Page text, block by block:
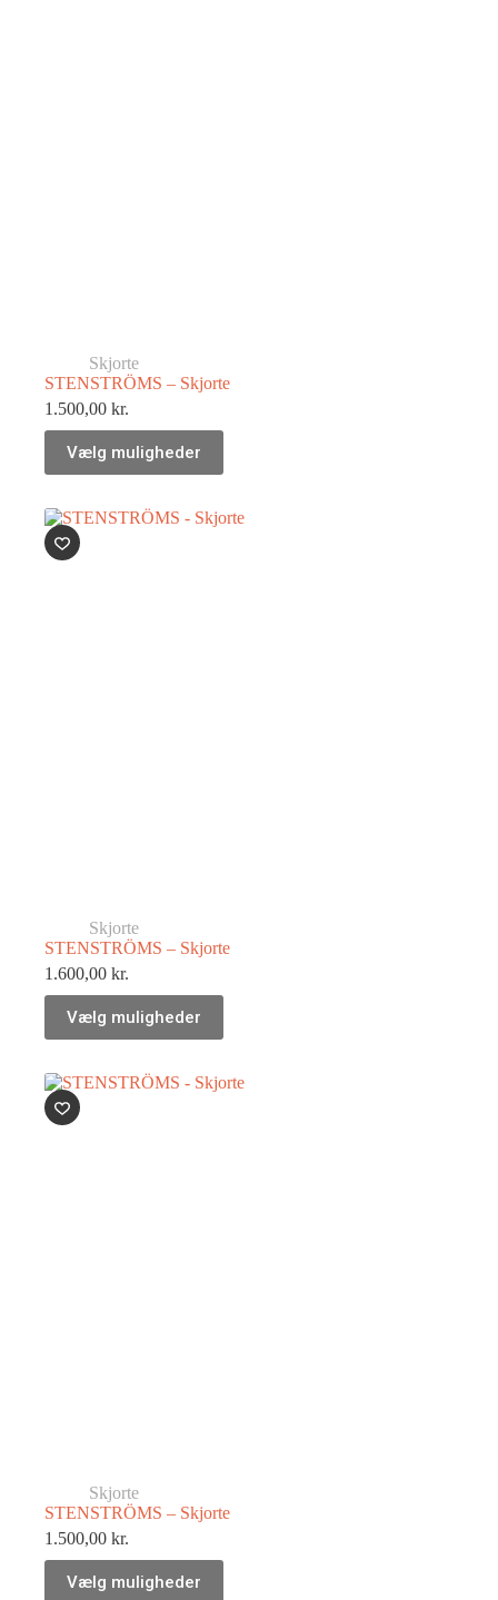
Skjorte
STENSTRÖMS – Skjorte
1.500,00 kr.
Vælg muligheder
Skjorte
STENSTRÖMS – Skjorte
1.600,00 kr.
Vælg muligheder
Skjorte
STENSTRÖMS – Skjorte
1.500,00 kr.
Vælg muligheder